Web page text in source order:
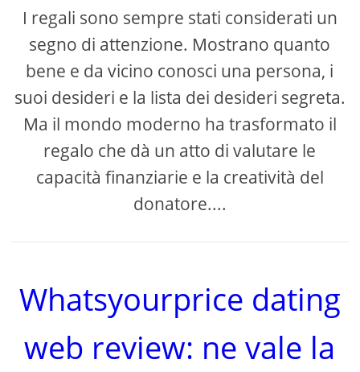
I regali sono sempre stati considerati un
segno di attenzione. Mostrano quanto
bene e da vicino conosci una persona, i
suoi desideri e la lista dei desideri segreta.
Ma il mondo moderno ha trasformato il
regalo che dà un atto di valutare le
capacità finanziarie e la creatività del
donatore....
Whatsyourprice dating
web review: ne vale la